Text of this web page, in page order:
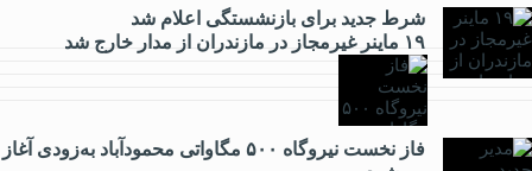
شرط جدید برای بازنشستگی اعلام شد
۱۹ ماینر غیرمجاز در مازندران از مدار خارج شد
فاز نخست نیروگاه ۵۰۰ مگاواتی محمودآباد به‌زودی آغاز
اقتصادی